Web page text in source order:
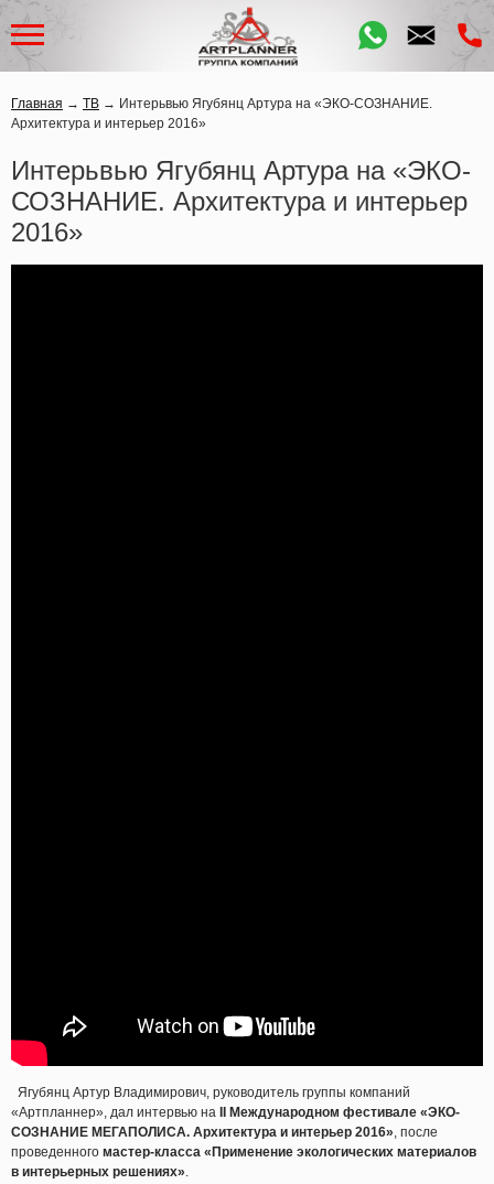
Главная → ТВ → Интерьвью Ягубянц Артура на «ЭКО-СОЗНАНИЕ.
Архитектура и интерьер 2016»
Интерьвью Ягубянц Артура на «ЭКО-
СОЗНАНИЕ. Архитектура и интерьер
2016»
Ягубянц Артур Владимирович, руководитель группы компаний
«Артпланнер», дал интервью на
II Международном фестивале «ЭКО-
СОЗНАНИЕ МЕГАПОЛИСА. Архитектура и интерьер 2016», после
проведенного мастер-класса «Применение экологических материалов
в интерьерных решениях».